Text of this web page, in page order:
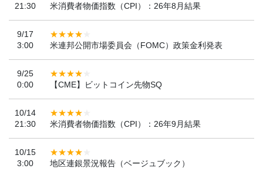
21:30
米消費者物価指数（CPI）：26年8月結果
9/17
3:00
米連邦公開市場委員会（FOMC）政策金利発表
9/25
0:00
【CME】ビットコイン先物SQ
10/14
21:30
米消費者物価指数（CPI）：26年9月結果
10/15
3:00
地区連銀景況報告（ベージュブック）